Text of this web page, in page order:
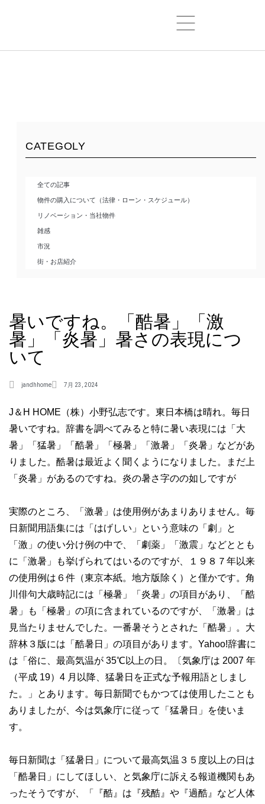
暑いですね。「酷暑」「激
暑」「炎暑」暑さの表現につ
いて
jandhhome 7月 23, 2024
J＆H HOME（株）小野弘志です。東日本橋は晴れ。毎日
暑いですね。辞書を調べてみると特に暑い表現には「大
暑」「猛暑」「酷暑」「極暑」「激暑」「炎暑」などがあ
りました。酷暑は最近よく聞くようになりました。まだ上
「炎暑」があるのですね。炎の暑さ字のの如しですが
実際のところ、「激暑」は使用例があまりありません。毎
日新聞用語集には「はげしい」という意味の「劇」と
「激」の使い分け例の中で、「劇薬」「激震」などととも
に「激暑」も挙げられてはいるのですが、１９８７年以来
の使用例は６件（東京本紙。地方版除く）と僅かです。角
川俳句大歳時記には「極暑」「炎暑」の項目があり、「酷
暑」も「極暑」の項に含まれているのですが、「激暑」は
見当たりませんでした。一番暑そうとされた「酷暑」。大
辞林３版には「酷暑日」の項目があります。Yahoo!辞書に
は「俗に、最高気温が 35℃以上の日。〔気象庁は 2007 年
（平成 19）4 月以降、猛暑日を正式な予報用語としまし
た。」とあります。毎日新聞でもかつては使用したことも
ありましたが、今は気象庁に従って「猛暑日」を使いま
す。
毎日新聞は「猛暑日」について最高気温３５度以上の日は
「酷暑日」にしてほしい、と気象庁に訴える報道機関もあ
ったそうですが、「『酷』は『残酷』や『過酷』など人体
CATEGOLY
全ての記事
物件の購入について（法律・ローン・スケジュール）
リノベーション・当社物件
雑感
市況
街・お店紹介